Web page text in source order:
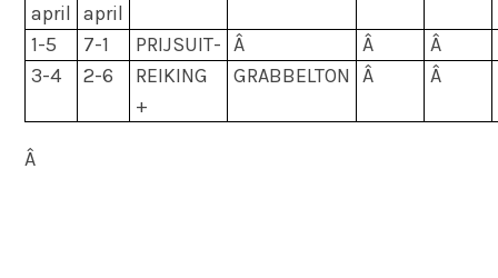
april april
1-5 7-1 PRIJSUIT- Â Â
Â
3-4
2-6
REIKING
+
GRABBELTON Â Â
Â